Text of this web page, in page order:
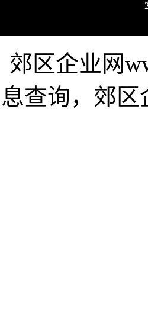
郊区企业网
息查询，郊